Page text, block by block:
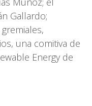
Gallardo;
una comitiva de
Energy de